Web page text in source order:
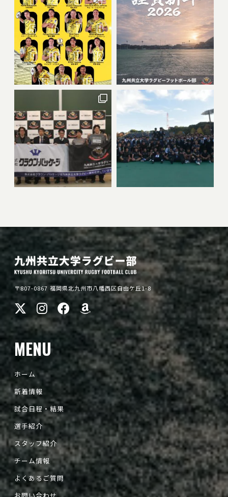
〒807-0867 福岡県北九州市八幡西区自由ケ丘1-8
MENU
ホーム
新着情報
試合日程・結果
選手紹介
スタッフ紹介
チーム情報
よくあるご質問